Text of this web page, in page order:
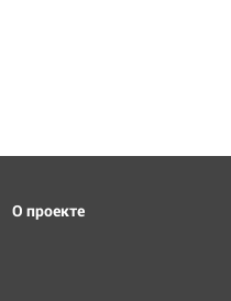
О проекте